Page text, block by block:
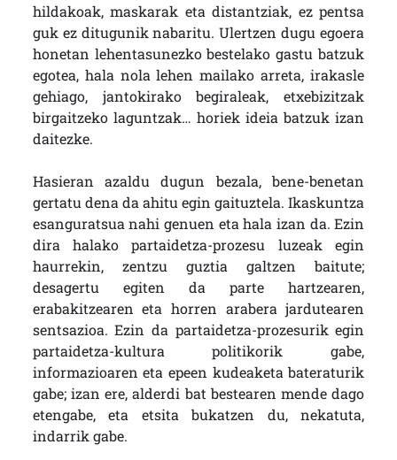
hildakoak, maskarak eta distantziak, ez pentsa
guk ez ditugunik nabaritu. Ulertzen dugu egoera
honetan lehentasunezko bestelako gastu batzuk
egotea, hala nola lehen mailako arreta, irakasle
gehiago, jantokirako begiraleak, etxebizitzak
birgaitzeko laguntzak… horiek ideia batzuk izan
daitezke.
Hasieran azaldu dugun bezala, bene-benetan
gertatu dena da ahitu egin gaituztela. Ikaskuntza
esanguratsua nahi genuen eta hala izan da. Ezin
dira halako partaidetza-prozesu luzeak egin
haurrekin, zentzu guztia galtzen baitute;
desagertu egiten da parte hartzearen,
erabakitzearen eta horren arabera jardutearen
sentsazioa. Ezin da partaidetza-prozesurik egin
partaidetza-kultura politikorik gabe,
informazioaren eta epeen kudeaketa bateraturik
gabe; izan ere, alderdi bat bestearen mende dago
etengabe, eta etsita bukatzen du, nekatuta,
indarrik gabe.